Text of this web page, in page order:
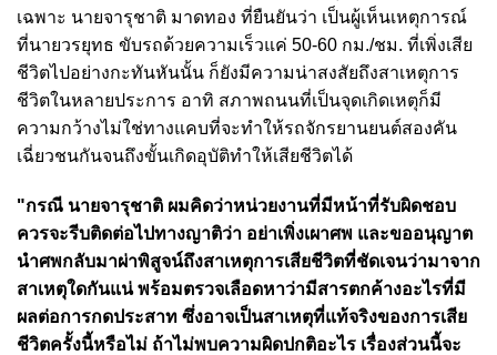
เฉพาะ นายจารุชาติ มาดทอง ที่ยืนยันว่า เป็นผู้เห็นเหตุการณ์
ที่นายวรยุทธ ขับรถด้วยความเร็วแค่ 50-60 กม./ชม. ที่เพิ่งเสีย
ชีวิตไปอย่างกะทันหันนั้น ก็ยังมีความน่าสงสัยถึงสาเหตุการ
ชีวิตในหลายประการ อาทิ สภาพถนนที่เป็นจุดเกิดเหตุก็มี
ความกว้างไม่ใช่ทางแคบที่จะทำให้รถจักรยานยนต์สองคัน
เฉี่ยวชนกันจนถึงขั้นเกิดอุบัติทำให้เสียชีวิตได้
"กรณี นายจารุชาติ ผมคิดว่าหน่วยงานที่มีหน้าที่รับผิดชอบ
ควรจะรีบติดต่อไปทางญาติว่า อย่าเพิ่งเผาศพ และขออนุญาต
นำศพกลับมาผ่าพิสูจน์ถึงสาเหตุการเสียชีวิตที่ชัดเจนว่ามาจาก
สาเหตุใดกันแน่ พร้อมตรวจเลือดหาว่ามีสารตกค้างอะไรที่มี
ผลต่อการกดประสาท ซึ่งอาจเป็นสาเหตุที่แท้จริงของการเสีย
ชีวิตครั้งนี้หรือไม่ ถ้าไม่พบความผิดปกติอะไร เรื่องส่วนนี้จะ